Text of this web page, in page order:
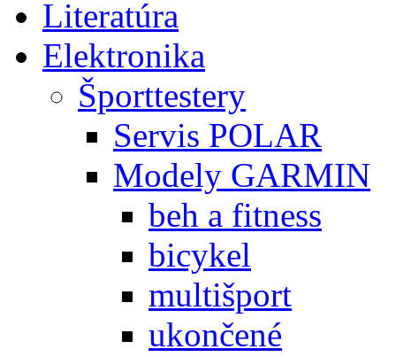
Literatúra
Elektronika
Športtestery
Servis POLAR
Modely GARMIN
beh a fitness
bicykel
multišport
ukončené